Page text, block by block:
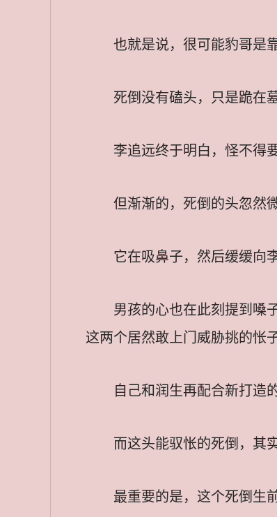
也就是说，很可能豹哥是
死倒没有磕头，只是跪在
李追远终于明白，怪不得
但渐渐的，死倒的头忽然
它在吸鼻子，然后缓缓向
男孩的心也在此刻提到嗓
这两个居然敢上门威胁挑的怅子
自己和润生再配合新打造
而这头能驭怅的死倒，其
最重要的是，这个死倒生